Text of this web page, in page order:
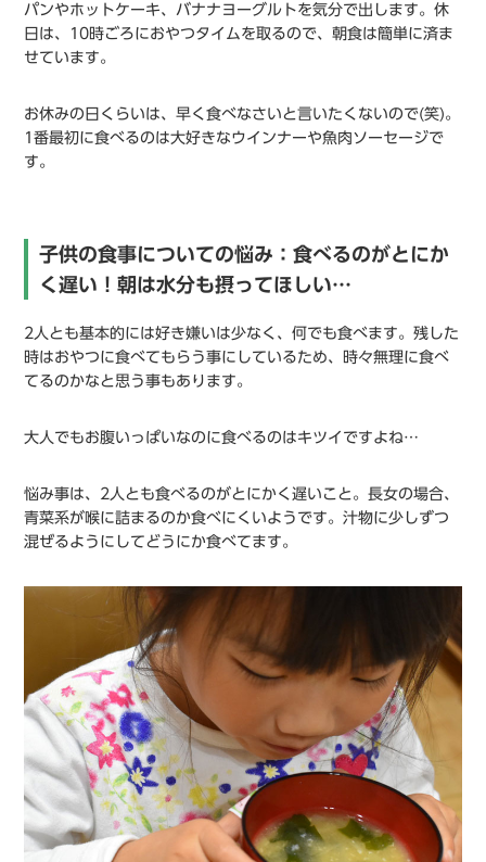
パンやホットケーキ、バナナヨーグルトを気分で出します。休
日は、10時ごろにおやつタイムを取るので、朝食は簡単に済ま
せています。
お休みの日くらいは、早く食べなさいと言いたくないので(笑)。
1番最初に食べるのは大好きなウインナーや魚肉ソーセージで
す。
子供の食事についての悩み：食べるのがとにか
く遅い！朝は水分も摂ってほしい…
2人とも基本的には好き嫌いは少なく、何でも食べます。残した
時はおやつに食べてもらう事にしているため、時々無理に食べ
てるのかなと思う事もあります。
大人でもお腹いっぱいなのに食べるのはキツイですよね…
悩み事は、2人とも食べるのがとにかく遅いこと。長女の場合、
青菜系が喉に詰まるのか食べにくいようです。汁物に少しずつ
混ぜるようにしてどうにか食べてます。